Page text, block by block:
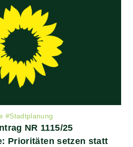
#Stadtplanung
NR 1115/25
Prioritäten setzen statt